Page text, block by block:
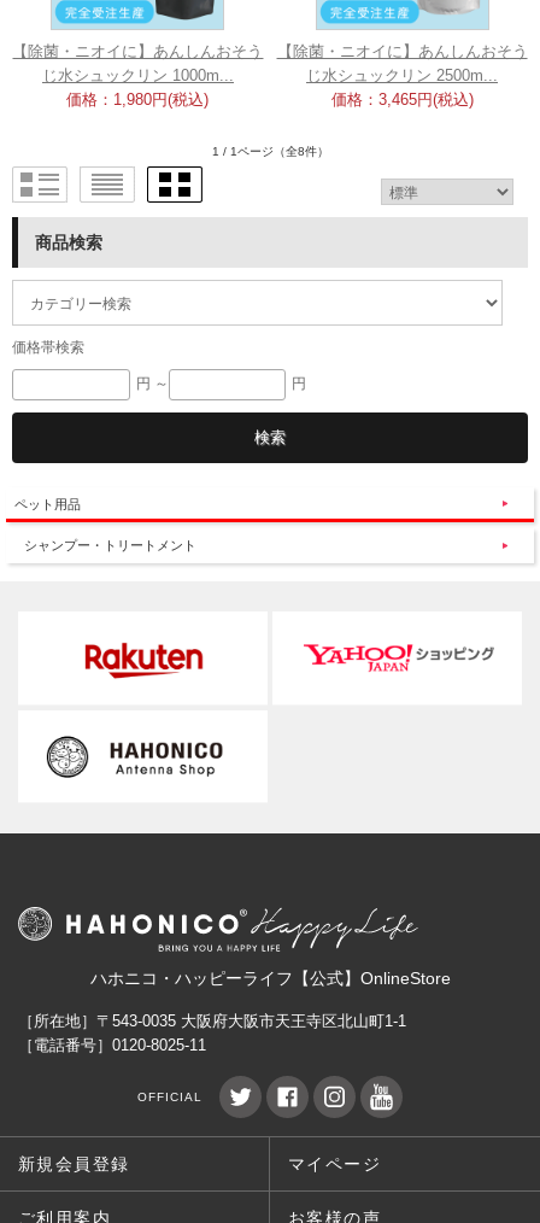
【除菌・ニオイに】あんしんおそう
じ水シュックリン 1000m...
価格：1,980円(税込)
【除菌・ニオイに】あんしんおそう
じ水シュックリン 2500m...
価格：3,465円(税込)
1 / 1ページ （全8件）
商品検索
価格帯検索
円 ～ 円
ペット用品
シャンプー・トリートメント
ハホニコ・ハッピーライフ【公式】OnlineStore
［所在地］〒543-0035 大阪府大阪市天王寺区北山町1-1
［電話番号］0120-8025-11
OFFICIAL
新規会員登録 マイページ
ご利用案内 お客様の声